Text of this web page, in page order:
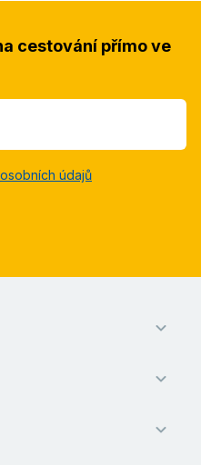
cestování přímo ve
osobních údajů